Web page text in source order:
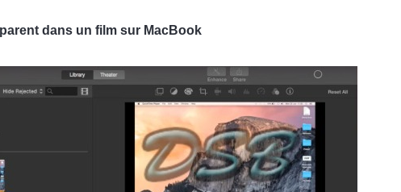
dans un film sur MacBook